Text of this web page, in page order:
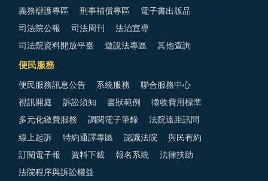
義務辯護專區 刑事補償專區 電子書出版品
司法院公報 司法周刊 法治宣導
司法院資料開放平臺 遊說法專區 其他查詢
便民服務
便民服務訊息公告 系統服務 聯合服務中心
視訊開庭 訴訟須知 書狀範例 徵收費用標準
多元化繳費服務 調閱電子筆錄 法院遠距訊問
線上起訴 特約通譯專區 認識法院 與民有約
訂閱電子報 資料下載 報名系統 法律扶助
法院程序與訴訟權益